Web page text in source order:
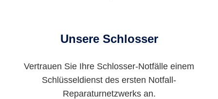
Unsere Schlosser
Vertrauen Sie Ihre Schlosser-Notfälle einem
Schlüsseldienst des ersten Notfall-
Reparaturnetzwerks an.